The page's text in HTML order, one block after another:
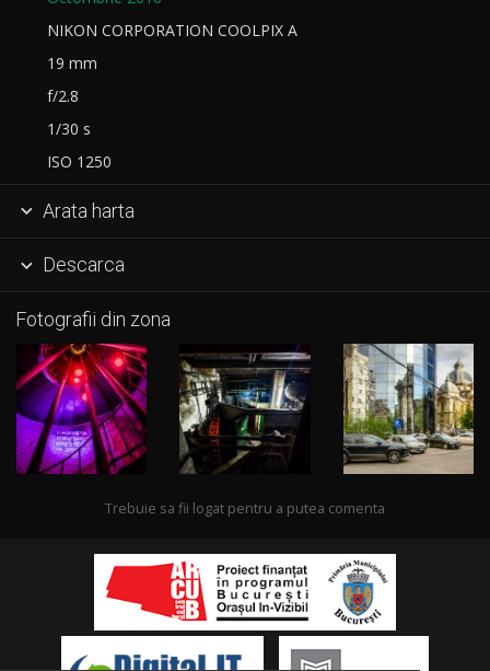
NIKON CORPORATION COOLPIX A
19 mm
f/2.8
1/30 s
ISO 1250
 Arata harta
 Descarca
Fotografii din zona
Trebuie sa fii logat pentru a putea comenta